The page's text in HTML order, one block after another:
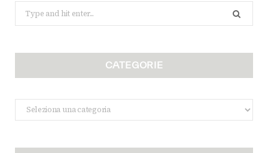
Search
for:
CATEGORIE
Categorie